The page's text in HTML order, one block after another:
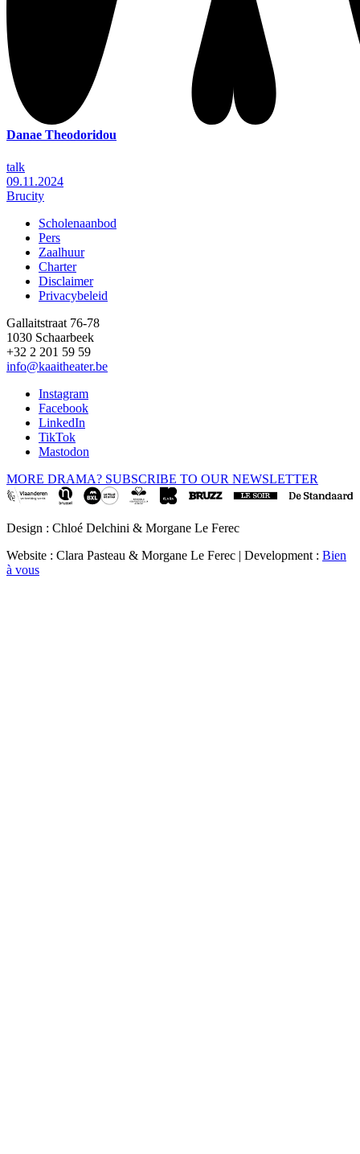
Danae Theodoridou
talk
09.11.2024
Brucity
Footer
Scholenaanbod
Pers
Zaalhuur
Charter
Disclaimer
Privacybeleid
Gallaitstraat 76-78
1030 Schaarbeek
+32 2 201 59 59
info@kaaitheater.be
Instagram
Facebook
LinkedIn
TikTok
Mastodon
MORE DRAMA? SUBSCRIBE TO OUR NEWSLETTER
Design : Chloé Delchini & Morgane Le Ferec
Website : Clara Pasteau & Morgane Le Ferec | Development : Bien
à vous